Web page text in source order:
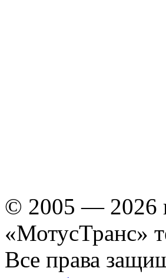
© 2005 — 2026
«МотусТранс»
Все права